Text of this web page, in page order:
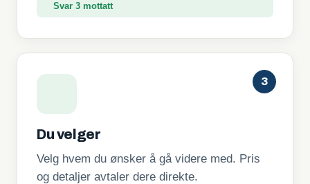
Svar 3 mottatt
3
Du velger
Velg hvem du ønsker å gå videre med. Pris
og detaljer avtaler dere direkte.